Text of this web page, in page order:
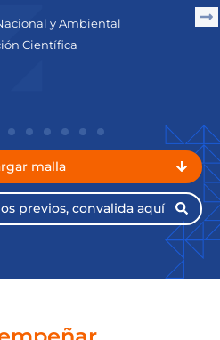
y Ambiental
Científica
malla
previos, convalida aquí​